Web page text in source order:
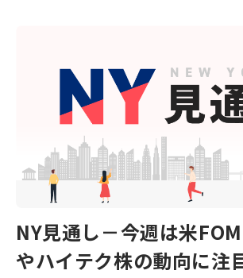
NY見通し－今週は米
やハイテク株の動向に注